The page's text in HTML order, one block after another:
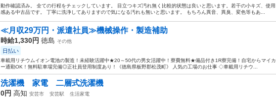
動作確認済み。 全ての行程をチェックしています。 目立つキズ汚れ無く比較的状態は良いと思います。若干の小キズ、使用
感ある中古品です。 丁寧に洗浄してありますので気になる汚れも無いと思います。 もちろん異音、異臭、変色等もあ...
≪月収29万円・派遣社員≫機械操作・製造補助
時給1,330円 徳島 その他
日払い
車載用リチウムイオン電池の製造！未経験活躍中★20～50代の男女活躍中！寮費無料★備品付き1R寮完備！自宅からマイカ
ー通勤OK！無料駐車場完備◎正社員登用制度あり！《徳島県板野郡松茂町》 人気の工場のお仕事 ◇車載用リチウ...
洗濯機 家電 二層式洗濯機
0円 高知 安芸市 安芸駅
生活家電